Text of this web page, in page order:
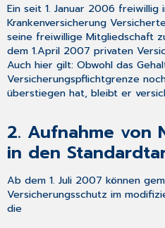
Ein seit 1. Januar 2006
Krankenversicherung
seine freiwillige Mitgliedschaft
dem 1.April 2007 privaten
Auch hier gilt: Obwohl das
Versicherungspflichtgrenze
überstiegen hat, bleibt er
2. Aufnahme von
in den
Ab dem 1. Juli 2007 können
Versicherungsschutz im
die